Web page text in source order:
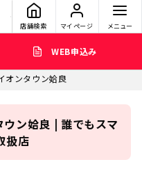
店舗検索 マイページ メニュー
WEB申込み
オンタウン姶良
ン姶良 | 誰でもスマ
扱店